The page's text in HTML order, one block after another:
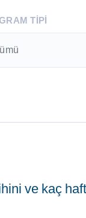
TIPI
ve kaç